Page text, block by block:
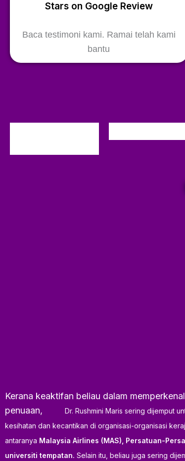
Stars on Google Review
Baca testimoni kami. Ramai telah kami
bantu
Kerana keaktifan beliau dalam
penuaan,
Dr. Rushmini Maris sering dijemput
kesihatan dan kecantikan di organisasi-organisasi
antaranya Malaysia Airlines (MAS), Persatuan-
universiti tempatan. Selain itu, beliau juga sering